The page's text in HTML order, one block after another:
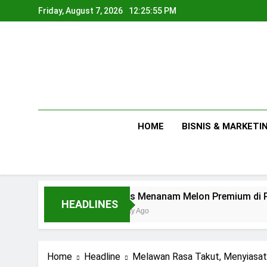
to
Friday, August 7, 2026 12:25:56 PM
HOME BISNIS &
HEADLINES
Tips Menanam Melon Premium di Polibag Skala
Home Headline Melawan Rasa Takut,